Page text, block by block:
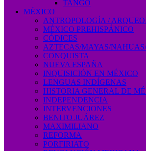
TANGO
MÉXICO
ANTROPOLOGÍA /
MÉXICO PREHISPÁNICO
CÓDICES
AZTECAS/MAYAS/
CONQUISTA
NUEVA ESPAÑA
INQUISICIÓN EN MÉXICO
LENGUAS INDÍGENAS
HISTORIA GENERAL DE
INDEPENDENCIA
INTERVENCIONES
BENITO JUÁREZ
MAXIMILIANO
REFORMA
PORFIRIATO